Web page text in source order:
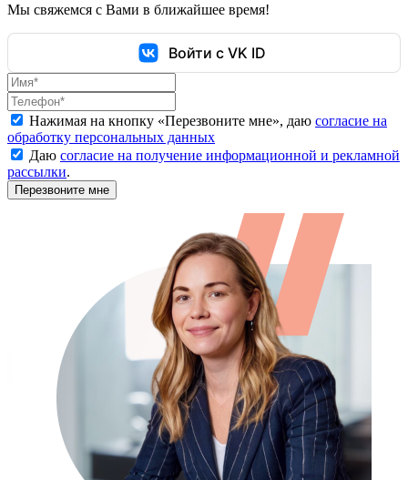
Мы свяжемся с Вами в ближайшее время!
Войти с VK ID
Нажимая на кнопку «Перезвоните мне», даю согласие на
обработку персональных данных
Даю согласие на получение информационной и рекламной
рассылки.